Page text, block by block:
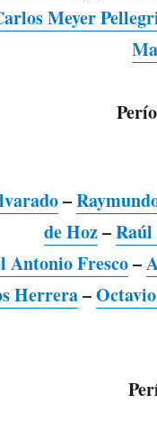
Meyer
–
de Hoz–
Antonio Fresco–
Herrera–